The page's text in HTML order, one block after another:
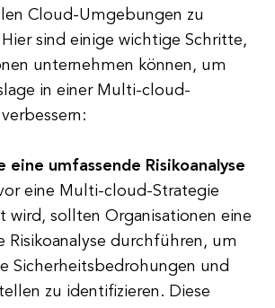
Cloud-Umgebungen zu
sind einige wichtige Schritte,
unternehmen können, um
in einer Multi-cloud-
eine umfassende Risikoanalyse
eine Multi-cloud-Strategie
wird, sollten Organisationen eine
Risikoanalyse durchführen, um
Sicherheitsbedrohungen und
zu identifizieren. Diese